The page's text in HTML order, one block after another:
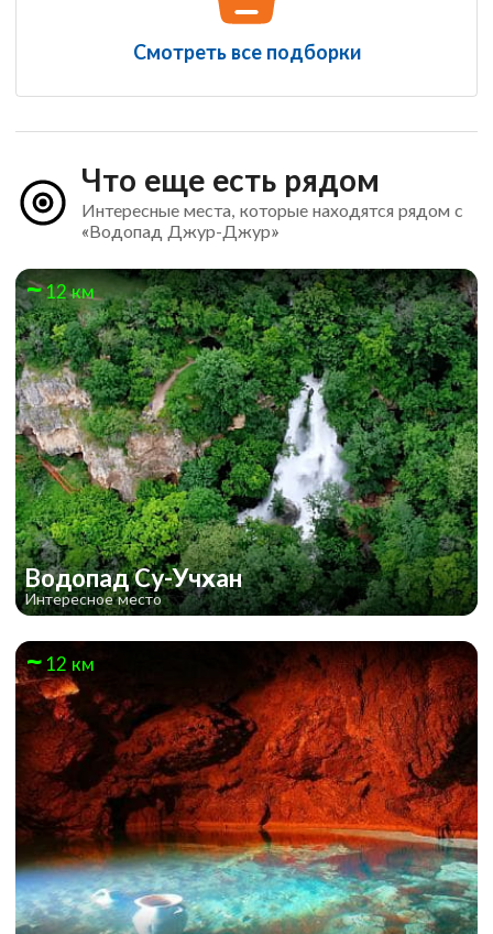
Смотреть все подборки
Что еще есть рядом
Интересные места, которые находятся рядом с
«Водопад Джур-Джур»
12 км
Водопад Су-Учхан
Интересное место
12 км